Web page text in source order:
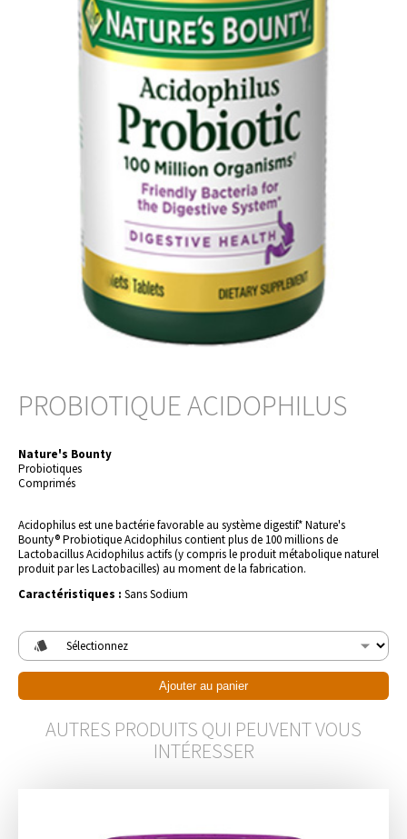
PROBIOTIQUE ACIDOPHILUS
Nature's Bounty
Probiotiques
Comprimés
Acidophilus est une bactérie favorable au système digestif.* Nature's
Bounty® Probiotique Acidophilus contient plus de 100 millions de
Lactobacillus Acidophilus actifs (y compris le produit métabolique naturel
produit par les Lactobacilles) au moment de la fabrication.
Caractéristiques : Sans Sodium
style
Ajouter au panier
AUTRES PRODUITS QUI PEUVENT VOUS
INTÉRESSER